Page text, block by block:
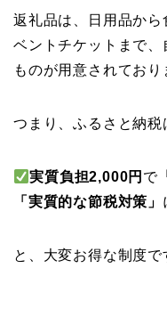
返礼品は、日用品から
ベントチケットまで
ものが用意されており
つまり、ふるさと納税
実質負担2,000円 で
「実質的な節税対策」
と、大変お得な制度で